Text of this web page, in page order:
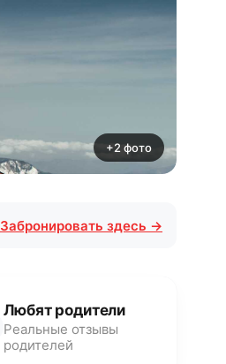
+2 фото
Забронировать здесь →
Любят родители
Реальные отзывы
родителей